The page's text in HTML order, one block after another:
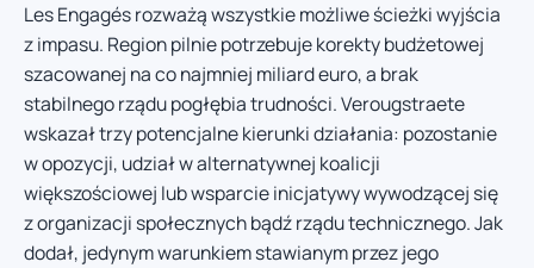
Les Engagés rozważą wszystkie możliwe ścieżki wyjścia
z impasu. Region pilnie potrzebuje korekty budżetowej
szacowanej na co najmniej miliard euro, a brak
stabilnego rządu pogłębia trudności. Verougstraete
wskazał trzy potencjalne kierunki działania: pozostanie
w opozycji, udział w alternatywnej koalicji
większościowej lub wsparcie inicjatywy wywodzącej się
z organizacji społecznych bądź rządu technicznego. Jak
dodał, jedynym warunkiem stawianym przez jego